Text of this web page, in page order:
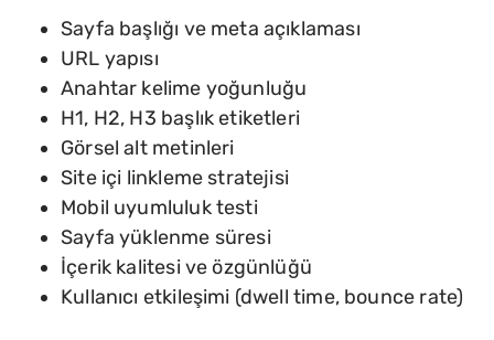
Sayfa başlığı ve meta açıklaması
URL yapısı
Anahtar kelime yoğunluğu
H1, H2, H3 başlık etiketleri
Görsel alt metinleri
Site içi linkleme stratejisi
Mobil uyumluluk testi
Sayfa yüklenme süresi
İçerik kalitesi ve özgünlüğü
Kullanıcı etkileşimi (dwell time, bounce rate)